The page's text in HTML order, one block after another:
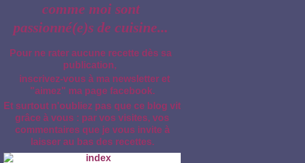
comme moi sont
passionné(e)s de cuisine...
Pour ne rater aucune recette dès sa
publication,
inscrivez-vous à ma newsletter et
"aimez" ma page facebook.
Et surtout n'oubliez pas que ce blog vit
grâce à vous : par vos visites, vos
commentaires que je vous invite à
laisser au bas des recettes.